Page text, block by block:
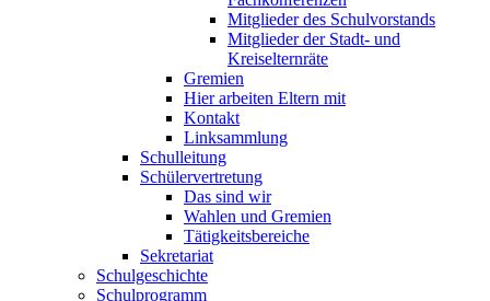
Mitglieder des Schulvorstands
Mitglieder der Stadt- und
Kreiselternräte
Gremien
Hier arbeiten Eltern mit
Kontakt
Linksammlung
Schulleitung
Schülervertretung
Das sind wir
Wahlen und Gremien
Tätigkeitsbereiche
Sekretariat
Schulgeschichte
Schulprogramm